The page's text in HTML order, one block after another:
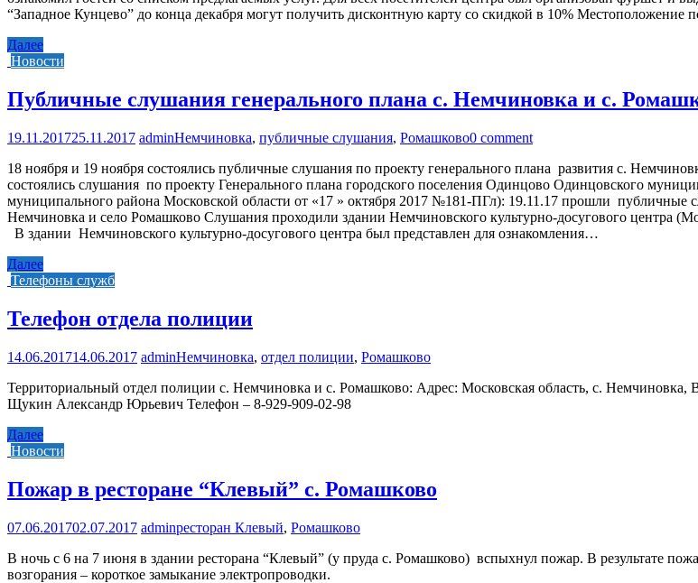
“Западное Кунцево” до конца декабря могут получить дисконтную карту со скидкой в 10%
Далее
Новости
Публичные слушания генерального плана с. Немчиновка и с.
19.11.201725.11.2017 adminНемчиновка, публичные слушания, Ромашково0 comment
18 ноября и 19 ноября состоялись публичные слушания по проекту генерального плана развития с.
состоялись слушания по проекту Генерального плана городского поселения Одинцово Одинцовского
муниципального района Московской области от «17 » октября 2017 №181-ПГл): 19.11.17 прошли публичные
Немчиновка и село Ромашково Слушания проходили здании Немчиновского культурно-досугового центра
В здании Немчиновского культурно-досугового центра был представлен для ознакомления…
Далее
Телефоны служб
Телефон отдела полиции
14.06.201714.06.2017 adminНемчиновка, отдел полиции, Ромашково
Территориальный отдел полиции с. Немчиновка и с. Ромашково: Адрес: Московская область, с. Немчиновка,
Щукин Александр Юрьевич Телефон – 8-929-909-02-98
Далее
Новости
Пожар в ресторане “Клевый” с. Ромашково
07.06.201702.07.2017 adminресторан Клевый, Ромашково
В ночь с 6 на 7 июня в здании ресторана “Клевый” (у пруда с. Ромашково) вспыхнул пожар. В результате
возгорания – короткое замыкание электропроводки.